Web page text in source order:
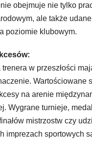
obejmuje nie tylko
ale także
poziomie klubowym.
w przeszłości
Wartościowane
na arenie
Wygrane turnieje,
mistrzostw czy
imprezach sportowych